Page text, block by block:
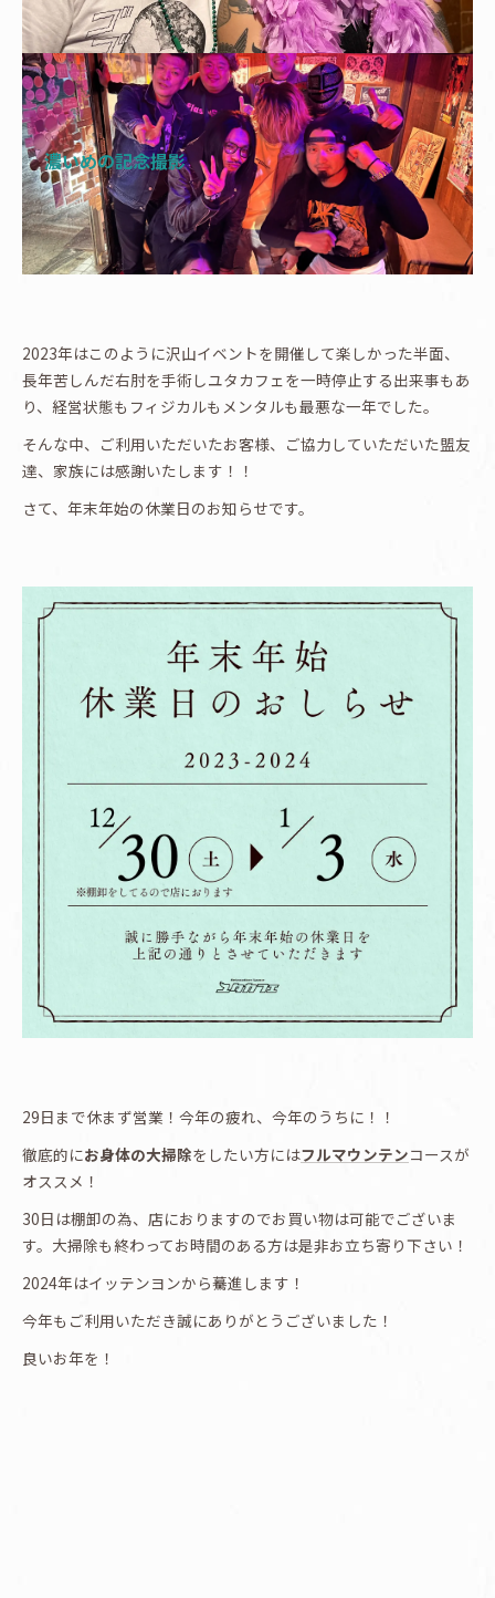
濃いめの記念撮影
2023年はこのように沢山イベントを開催して楽しかった半面、
長年苦しんだ右肘を手術しユタカフェを一時停止する出来事もあ
り、経営状態もフィジカルもメンタルも最悪な一年でした。
そんな中、ご利用いただいたお客様、ご協力していただいた盟友
達、家族には感謝いたします！！
さて、年末年始の休業日のお知らせです。
29日まで休まず営業！今年の疲れ、今年のうちに！！
徹底的にお身体の大掃除をしたい方にはフルマウンテンコースが
オススメ！
30日は棚卸の為、店におりますのでお買い物は可能でございま
す。大掃除も終わってお時間のある方は是非お立ち寄り下さい！
2024年はイッテンヨンから驀進します！
今年もご利用いただき誠にありがとうございました！
良いお年を！